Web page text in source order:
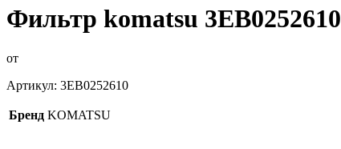
Фильтр komatsu 3EB0252610
от
Артикул: 3EB0252610
Бренд KOMATSU